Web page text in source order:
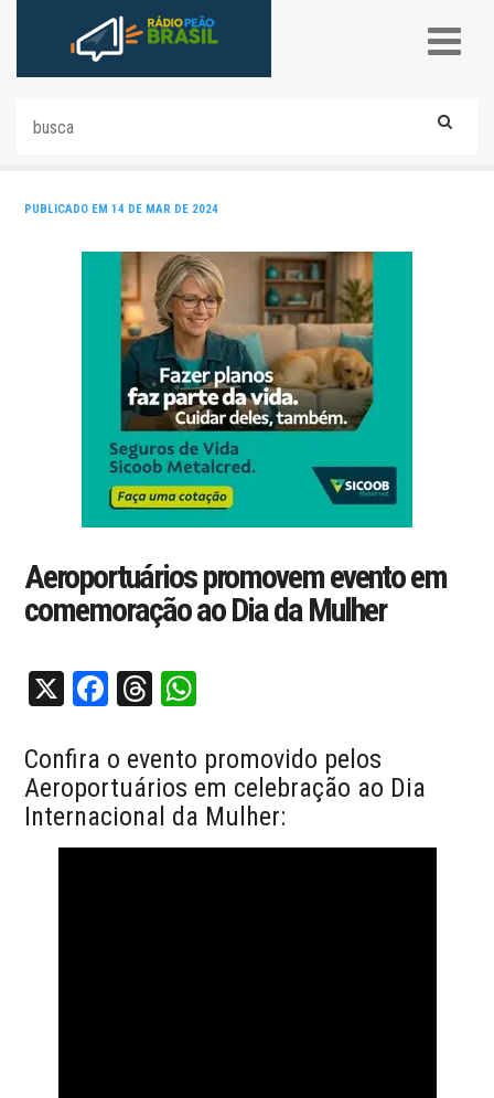
PUBLICADO EM 14 DE MAR DE 2024
Aeroportuários promovem evento em
comemoração ao Dia da Mulher
X Facebook
Threads
Confira o evento promovido pelos
Aeroportuários em celebração ao Dia
Internacional da Mulher: